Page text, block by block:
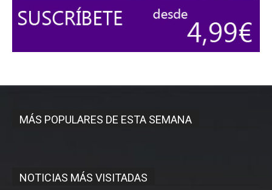
MÁS POPULARES DE ESTA SEMANA
NOTICIAS MÁS VISITADAS